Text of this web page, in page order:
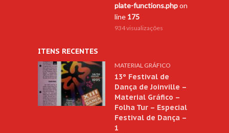
plate-functions.phpon
line 175
934 visualizações
ITENS RECENTES
MATERIAL GRÁFICO
13º Festival de
Dança de Joinville –
Material Gráfico –
Folha Tur – Especial
Festival de Dança –
1